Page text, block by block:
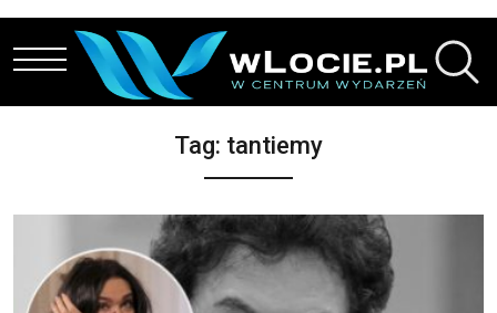
Przejdź do treści
Tag: tantiemy